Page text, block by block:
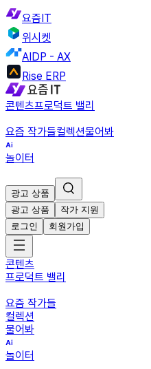
요즘IT
위시켓
AIDP - AX
Rise ERP
콘텐츠프로덕트 밸리
요즘 작가들컬렉션물어봐
놀이터
광고 상품
광고 상품
작가 지원
로그인
회원가입
콘텐츠
프로덕트 밸리
요즘 작가들
컬렉션
물어봐
놀이터